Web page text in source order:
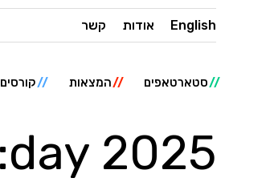
English אודות קשר
סטארטאפים המצאות קורסים